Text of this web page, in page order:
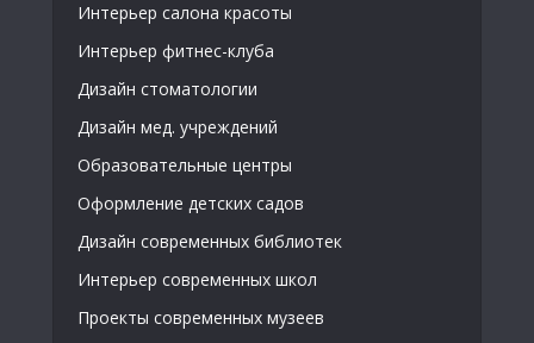
Интерьер салона красоты
Интерьер фитнес-клуба
Дизайн стоматологии
Дизайн мед. учреждений
Образовательные центры
Оформление детских садов
Дизайн современных библиотек
Интерьер современных школ
Проекты современных музеев